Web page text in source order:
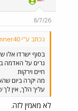
הפגיעויות והטלאים.
8/7/26
נכתב ע"י lemner40:
בסוף ישרדו אלו
גרים על האדמה
חיים וירקות
מה יקרה ביום
עליך הלך, אין לך
לא מאמין לזה.